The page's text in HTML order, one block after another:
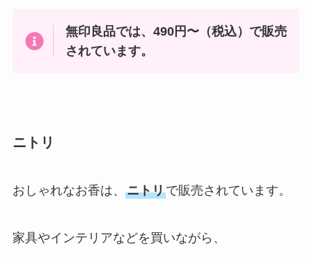
無印良品では、490円〜（税込）で販売
されています。
ニトリ
おしゃれなお香は、 ニトリで販売されています。
家具やインテリアなどを買いながら、